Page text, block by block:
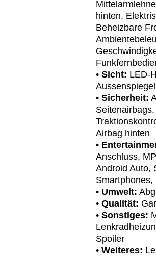
hinten,
Beheizbare
• Sicht: LED-
• Sicherheit:
Airbag hinten
•
Anschluss,
Android Auto,
• Umwelt:
• Qualität:
• Sonstiges:
Spoiler
• Weiteres: